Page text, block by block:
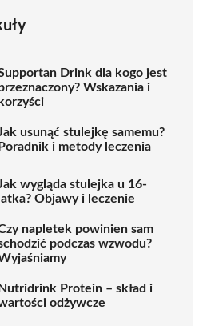
Drink dla kogo jest
Wskazania i
korzyści
usunąć stulejkę samemu?
Poradnik i metody leczenia
wygląda stulejka u 16-
latka? Objawy i leczenie
napletek powinien sam
podczas wzwodu?
Nutridrink Protein – skład i
odżywcze